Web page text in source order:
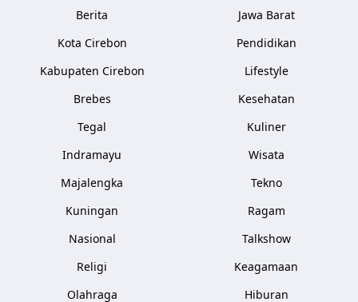
Berita
Kota Cirebon
Kabupaten Cirebon
Brebes
Tegal
Indramayu
Majalengka
Kuningan
Nasional
Religi
Olahraga
Jawa Barat
Pendidikan
Lifestyle
Kesehatan
Kuliner
Wisata
Tekno
Ragam
Talkshow
Keagamaan
Hiburan